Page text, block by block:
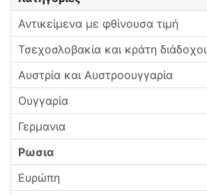
Αντικείμενα με φθίνουσα τιμή
Τσεχοσλοβακία και κράτη διάδοχοι
Αυστρία και Αυστροουγγαρία
Ουγγαρία
Γερμανια
Ρωσια
Ευρώπη